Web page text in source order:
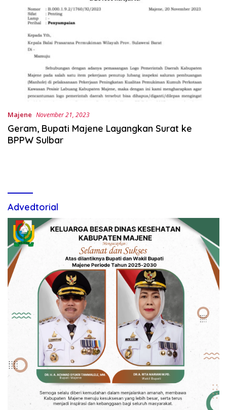
Majene November 21, 2023
Geram, Bupati Majene Layangkan Surat ke
BPPW Sulbar
Advedtorial